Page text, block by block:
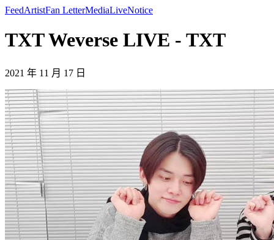
FeedArtistFan LetterMediaLiveNotice
TXT Weverse LIVE - TXT
2021 年 11 月 17 日